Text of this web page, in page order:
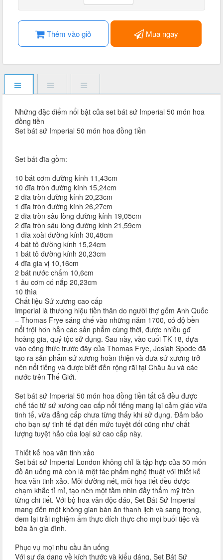
Thêm vào giỏ Mua ngay
Những đặc điểm nổi bật của set bát sứ Imperial 50 món hoa
đồng tiền
Set bát sứ Imperial 50 món hoa đồng tiền
Set bát đĩa gồm:
10 bát cơm đường kính 11,43cm
10 đĩa tròn đường kính 15,24cm
2 đĩa tròn đường kính 20,23cm
1 đĩa tròn đường kính 26,27cm
2 đĩa tròn sâu lòng đường kính 19,05cm
2 đĩa tròn sâu lòng đường kính 21,59cm
1 đĩa xoài đường kính 30,48cm
4 bát tô đường kính 15,24cm
1 bát tô đường kính 20,23cm
4 đĩa gia vị 10,16cm
2 bát nước chấm 10,6cm
1 âu cơm có nắp 20,23cm
10 thìa
Chất liệu Sứ xương cao cấp
Imperial là thương hiệu tiền thân do người thợ gốm Anh Quốc
– Thomas Frye sáng chế vào những năm 1700, có độ bền
nổi trội hơn hẳn các sản phẩm cùng thời, được nhiều gđ
hoàng gia, quý tộc sử dụng. Sau này, vào cuối TK 18, dựa
vào công thức trước đây của Thomas Frye, Josiah Spode đã
tạo ra sản phẩm sứ xương hoàn thiện và đưa sứ xương trở
nên nổi tiếng và được biết đến rộng rãi tại Châu âu và các
nước trên Thế Giới.
Set bát sứ Imperial 50 món hoa đồng tiền tất cả đều được
chế tác từ sứ xương cao cấp nổi tiếng mang lại cảm giác vừa
tinh tế, vừa đẳng cấp chưa từng thấy khi sử dụng. Đảm bảo
cho bạn sự tinh tế đạt đến mức tuyệt đối cũng như chất
lượng tuyệt hảo của loại sứ cao cấp này.
Thiết kế hoa văn tinh xảo
Set bát sứ Imperial London không chỉ là tập hợp của 50 món
đồ ăn uống mà còn là một tác phẩm nghệ thuật với thiết kế
hoa văn tinh xảo. Mỗi đường nét, mỗi họa tiết đều được
chạm khắc tỉ mỉ, tạo nên một tầm nhìn đầy thẩm mỹ trên
từng chi tiết. Với bộ hoa văn độc đáo, Set Bát Sứ Imperial
mang đến một không gian bàn ăn thanh lịch và sang trọng,
đem lại trải nghiệm ẩm thực đích thực cho mọi buổi tiệc và
bữa ăn gia đình.
Phục vụ mọi nhu cầu ăn uống
Với sự đa dạng về kích thước và kiểu dáng, Set Bát Sứ